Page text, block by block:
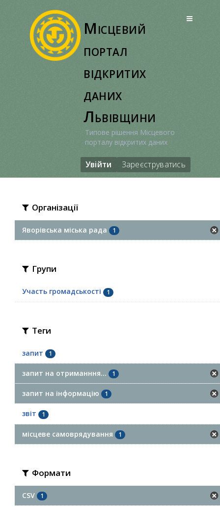
Місцевий
портал
відкритих
даних
Львівщини
Типове рішення Місцевого
порталу відкритих даних
Увійти Зареєструватись
Організації
Яворівська міська рада 1
Групи
Участь громадськості 1
Теги
запит 1
запит на отриманння... 1
запит на інформацію 1
звіт 1
місцеве самоврядування 1
Формати
CSV 1